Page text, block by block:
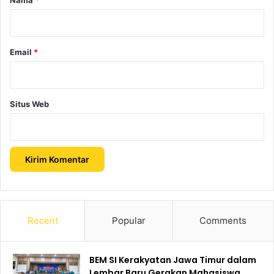
Email *
Situs Web
Recent Popular Comments
BEM SI Kerakyatan Jawa Timur dalam